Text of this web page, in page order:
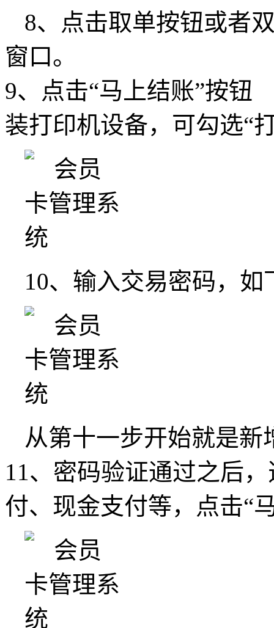
8、点击取单按钮或者
窗口。
9、点击“马上结账”按钮
装打印机设备，可勾选“
10、输入交易密码，如
从第十一步开始就是
11、密码验证通过之后
付、现金支付等，点击“